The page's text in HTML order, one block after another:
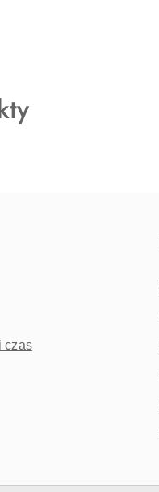
czas